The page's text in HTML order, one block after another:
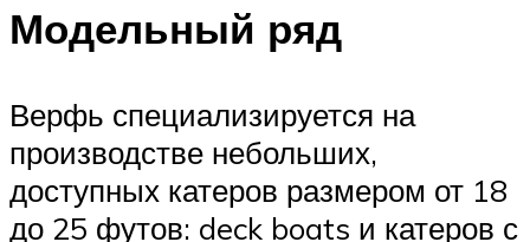
Модельный ряд
Верфь специализируется на
производстве небольших,
доступных катеров размером от 18
до 25 футов: deck boats и катеров с